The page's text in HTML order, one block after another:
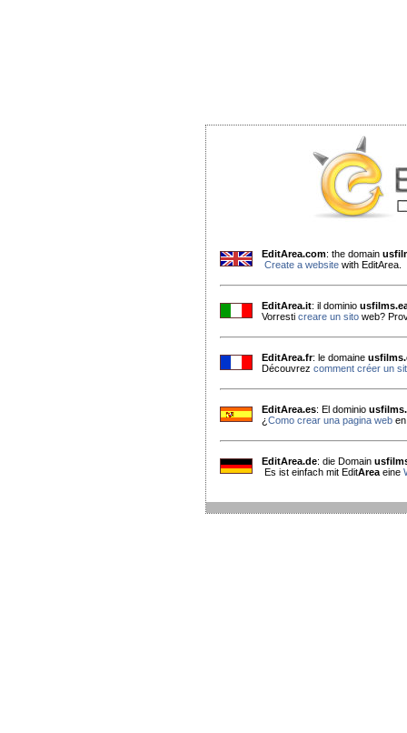
EditArea.com: the domain
Create a websitewith EditArea.
EditArea.it: il dominio
Vorresti creare un sitoweb?
EditArea.fr: le domaine
Découvrez comment créer un
EditArea.es: El dominio
¿ Como crear una pagina weben
EditArea.de: die Domain
Es ist einfach mit EditArea eine